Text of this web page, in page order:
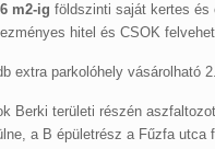
m2-ig földszinti saját kertes
hitel és CSOK
extra parkolóhely vásárolható
Berki területi részén
a B épületrész a Fűzfa utca